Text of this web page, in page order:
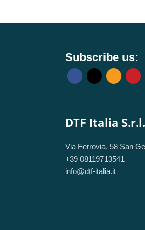
X541S X541U
Subscribe us:
DTF Italia
Via Ferrovia, 58 San
+39 08119713541
info@dtf-italia.it